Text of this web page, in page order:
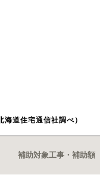
海道住宅通信社調べ）
補助対象工事・補助額